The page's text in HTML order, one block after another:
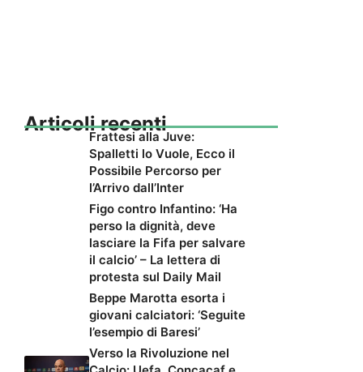
Articoli recenti
Frattesi alla Juve:
Spalletti lo Vuole, Ecco il
Possibile Percorso per
l’Arrivo dall’Inter
Figo contro Infantino: ‘Ha
perso la dignità, deve
lasciare la Fifa per salvare
il calcio’ – La lettera di
protesta sul Daily Mail
Beppe Marotta esorta i
giovani calciatori: ‘Seguite
l’esempio di Baresi’
Verso la Rivoluzione nel